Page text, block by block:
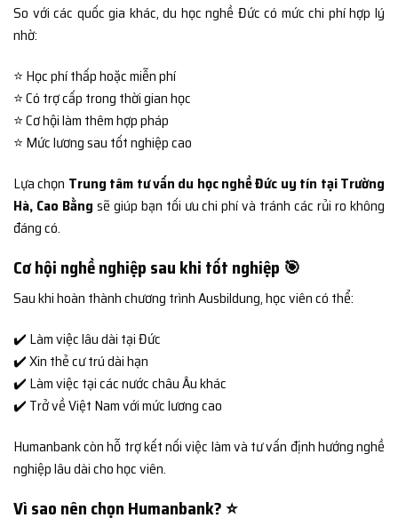
So với các quốc gia khác, du học nghề Đức có mức chi phí hợp lý
nhờ:
⭐ Học phí thấp hoặc miễn phí
⭐ Có trợ cấp trong thời gian học
⭐ Cơ hội làm thêm hợp pháp
⭐ Mức lương sau tốt nghiệp cao
Lựa chọn Trung tâm tư vấn du học nghề Đức uy tín tại Trường
Hà, Cao Bằng sẽ giúp bạn tối ưu chi phí và tránh các rủi ro không
đáng có.
Cơ hội nghề nghiệp sau khi tốt nghiệp 🎯
Sau khi hoàn thành chương trình Ausbildung, học viên có thể:
✔️ Làm việc lâu dài tại Đức
✔️ Xin thẻ cư trú dài hạn
✔️ Làm việc tại các nước châu Âu khác
✔️ Trở về Việt Nam với mức lương cao
Humanbank còn hỗ trợ kết nối việc làm và tư vấn định hướng nghề
nghiệp lâu dài cho học viên.
Vì sao nên chọn Humanbank? ⭐